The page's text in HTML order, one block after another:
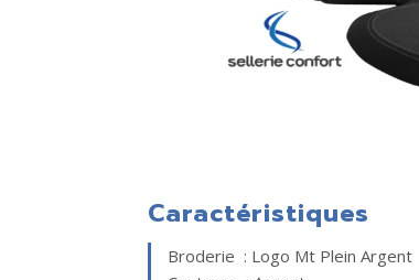
Caractéristiques
Broderie : Logo Mt Plein Argent